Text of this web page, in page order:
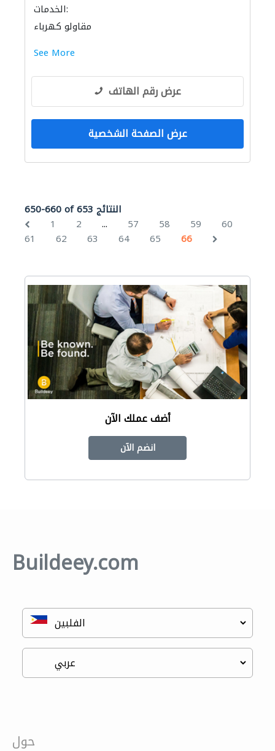
الخدمات:
مقاولو كهرباء
See More
عرض رقم الهاتف
عرض الصفحة الشخصية
650-660 of 653 النتائج
1
2 ... 57 58 59
60
61
62 63 64 65 66
أضف عملك الآن
انضم الآن
Buildeey.com
حول